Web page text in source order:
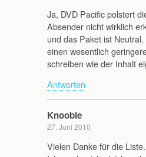
Ja, DVD Pacific polstert
Absender nicht wirklich
und das Paket ist
einen wesentlich
schreiben wie der Inhalt
Antworten
Knoobie
27. Juni 2010
Vielen Danke für die